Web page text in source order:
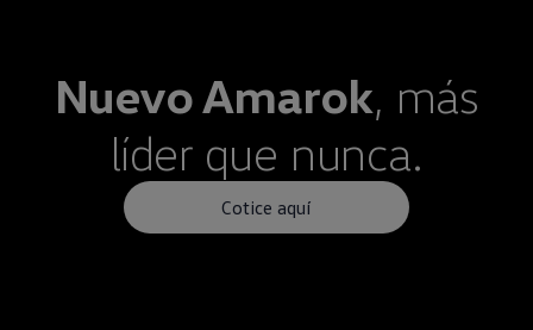
NuevoAmarok, más
líder que nunca.
Cotice aquí